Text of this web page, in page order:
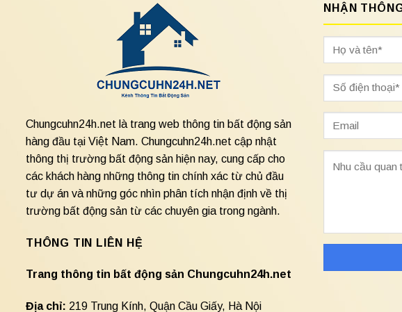
Chungcuhn24h.net là trang web thông tin bất động sản
hàng đầu tại Việt Nam. Chungcuhn24h.net cập nhật
thông thị trường bất động sản hiện nay, cung cấp cho
các khách hàng những thông tin chính xác từ chủ đầu
tư dự án và những góc nhìn phân tích nhận định về thị
trường bất động sản từ các chuyên gia trong ngành.
THÔNG TIN LIÊN HỆ
Trang thông tin bất động sản Chungcuhn24h.net
Địa chỉ: 219 Trung Kính, Quận Cầu Giấy, Hà Nội
NHẬN